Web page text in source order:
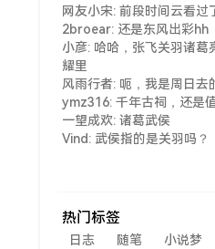
2broear: 还是东风出彩hh
小彦: 哈哈，张飞关羽诸葛
耀里
风雨行者: 呃，我是周日去
ymz316: 千年古祠，还是
一望成欢: 诸葛武侯
Vind: 武侯指的是关羽吗？
热门标签
日志 随笔 小说梦